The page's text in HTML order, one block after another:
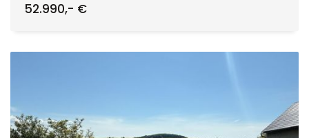
52.990,- €